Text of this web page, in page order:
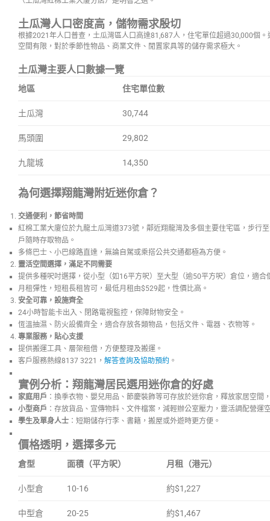
土瓜灣人口密度高，儲物需求殷切
根據2021年人口普查，土瓜灣區人口高達81,687人，住宅單位超過30,000個
空間有限，對於季節性物品、商業文件、閒置家具等的儲存需求極大。
土瓜灣主要人口數據一覽
地區 住宅單位數
土瓜灣 30,744
馬頭圍 29,802
九龍城 14,350
為何選擇翔龍灣附近迷你倉？
交通便利，節省時間
紅棉工業大廈位於九龍土瓜灣道373號，鄰近翔龍灣及多個主要住宅區，步行
戶隨時存取物品。
多條巴士、小巴線路直達，無論自駕或乘搭公共交通都極為方便。
靈活空間選擇，滿足不同需要
提供多種呎吋選擇，從小型（如16平方呎）至大型（逾50平方呎）倉位，適合
月租彈性，短租長租皆可，最低月租由$529起，性價比高。
安全可靠，設施齊全
24小時智能卡出入、閉路電視監控，保障財物安全。
恆溫抽濕、防火設備齊全，適合存放各類物品，包括文件、電器、衣物等。
專業服務，貼心支援
提供搬運工具、層架租借，方便整理及搬運。
客戶服務熱線8137 3221， 解答查詢及協助預約 。
實例分析：翔龍灣居民選用迷你倉的好處
家庭用戶 ：換季衣物、嬰兒用品、節慶裝飾等可存放於迷你倉，釋放家居空間
小型商戶 ：存放貨品、宣傳物料、文件檔案，減輕辦公室壓力，靈活調配營運
學生及單身人士 ：短期儲存行李、書籍，搬屋或外遊時更方便。
價格透明，選擇多元
倉型 面積（平方呎） 月租（港元）
小型倉 10-16 約$1,227
中型倉 20-25 約$1,467